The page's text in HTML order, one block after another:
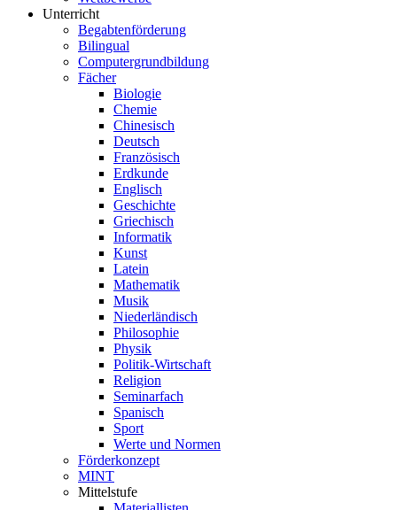
Unterricht
Begabtenförderung
Bilingual
Computergrundbildung
Fächer
Biologie
Chemie
Chinesisch
Deutsch
Französisch
Erdkunde
Englisch
Geschichte
Griechisch
Informatik
Kunst
Latein
Mathematik
Musik
Niederländisch
Philosophie
Physik
Politik-Wirtschaft
Religion
Seminarfach
Spanisch
Sport
Werte und Normen
Förderkonzept
MINT
Mittelstufe